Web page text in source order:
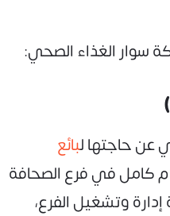
سوار الغذاء الصحي:
عن حاجتها لبائع
كامل في فرع الصحافة
وتشغيل الفرع،